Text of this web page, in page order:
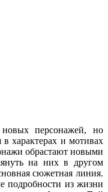
персонажей, но
в характерах и мотивах
обрастают новыми
на них в другом
сюжетная линия.
подробности из жизни